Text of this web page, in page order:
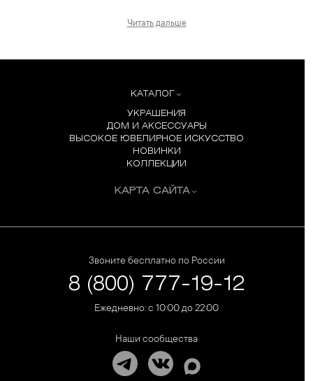
качественные фотографии и видеоматериалы, но и
Читать дальше
КАТАЛОГ
УКРАШЕНИЯ
ДОМ И АКСЕССУАРЫ
ВЫСОКОЕ ЮВЕЛИРНОЕ ИСКУССТВО
НОВИНКИ
КОЛЛЕКЦИИ
КАРТА САЙТА
Звоните бесплатно по России
8 (800) 777-19-12
Ежедневно: с 10:00 до 22:00
Наши сообщества